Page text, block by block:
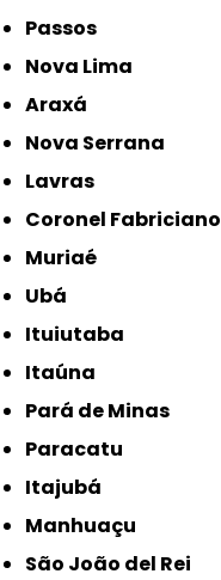
Passos
Nova Lima
Araxá
Nova Serrana
Lavras
Coronel Fabriciano
Muriaé
Ubá
Ituiutaba
Itaúna
Pará de Minas
Paracatu
Itajubá
Manhuaçu
São João del Rei